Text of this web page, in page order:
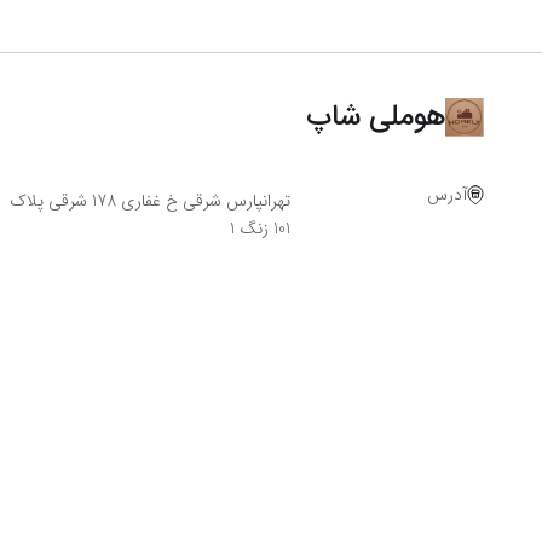
هوملی شاپ
آدرس
تهرانپارس شرقی خ غفاری 178 شرقی پلاک
101 زنگ 1